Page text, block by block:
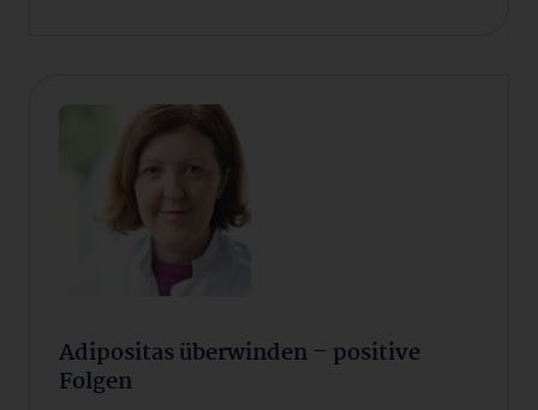
Adipositas überwinden – positive
Folgen